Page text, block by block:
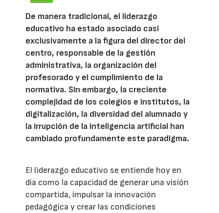
De manera tradicional, el liderazgo
educativo ha estado asociado casi
exclusivamente a la figura del director del
centro, responsable de la gestión
administrativa, la organización del
profesorado y el cumplimiento de la
normativa. Sin embargo, la creciente
complejidad de los colegios e institutos, la
digitalización, la diversidad del alumnado y
la irrupción de la inteligencia artificial han
cambiado profundamente este paradigma.
El liderazgo educativo se entiende hoy en
día como la capacidad de generar una visión
compartida, impulsar la innovación
pedagógica y crear las condiciones